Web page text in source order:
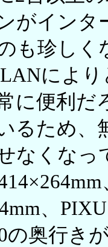
がインタ
も珍しく
によ
に便利だ
るため、
なくなっ
、
の奥行き